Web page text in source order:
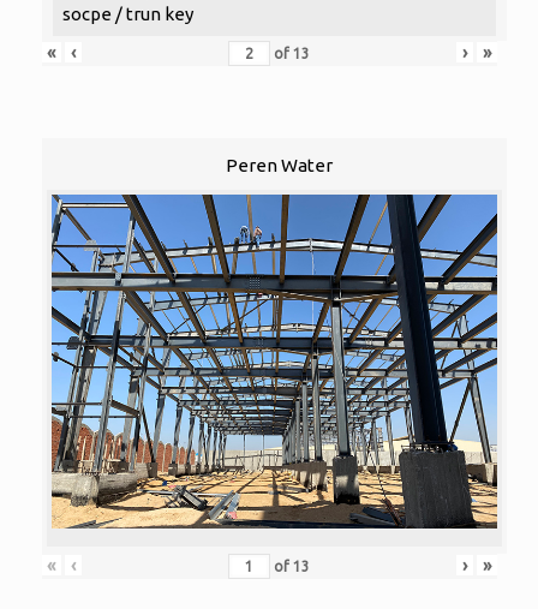
socpe / trun key
«
‹ of 13 › »
Peren Water
« ‹ of 13 › »